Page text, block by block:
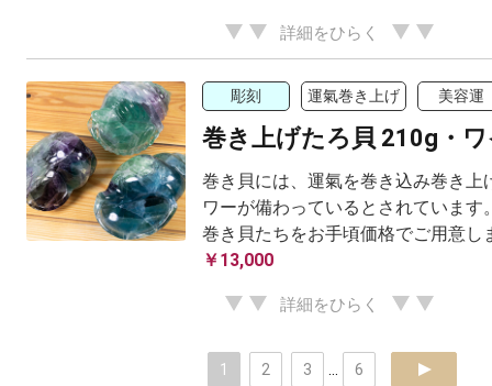
詳細をひらく
彫刻 運氣巻き上げ 美容運
巻き上げたろ貝 210g・
巻き貝には、運氣を巻き込み巻き上
ワーが備わっているとされています
巻き貝たちをお手頃価格でご用意し
￥13,000
詳細をひらく
1 2 3 6 next